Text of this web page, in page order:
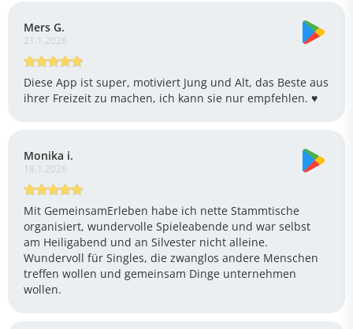
Mers G.
21.1.2026
Diese App ist super, motiviert Jung und Alt, das Beste aus
ihrer Freizeit zu machen, ich kann sie nur empfehlen. ♥️
Monika i.
18.1.2026
Mit GemeinsamErleben habe ich nette Stammtische
organisiert, wundervolle Spieleabende und war selbst
am Heiligabend und an Silvester nicht alleine.
Wundervoll für Singles, die zwanglos andere Menschen
treffen wollen und gemeinsam Dinge unternehmen
wollen.